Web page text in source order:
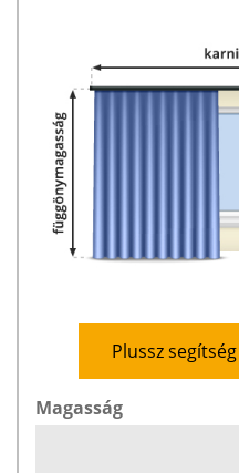
Plussz
Magasság